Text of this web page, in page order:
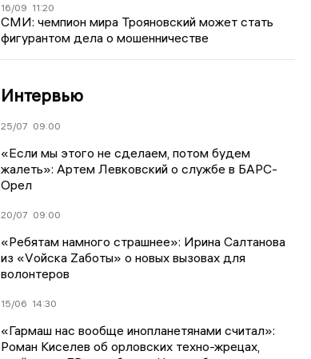
16/09 11:20
СМИ: чемпион мира Трояновский может стать
фигурантом дела о мошенничестве
Интервью
25/07 09:00
«Если мы этого не сделаем, потом будем
жалеть»: Артем Левковский о службе в БАРС-
Орел
20/07 09:00
«Ребятам намного страшнее»: Ирина Салтанова
из «Vойска Zаботы» о новых вызовах для
волонтеров
15/06 14:30
«Гармаш нас вообще инопланетянами считал»:
Роман Киселев об орловских техно-жрецах,